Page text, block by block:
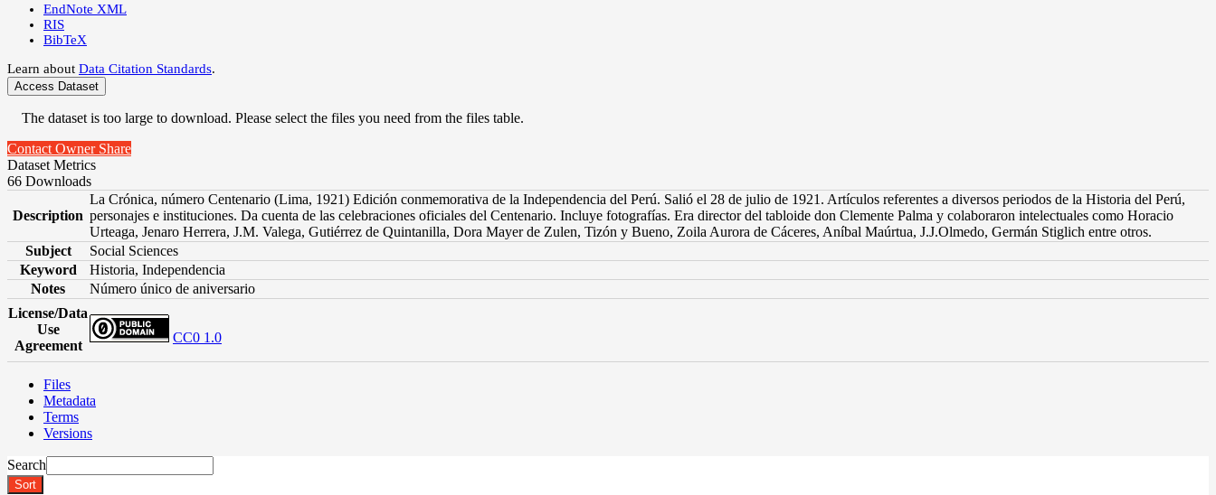
EndNote XML
RIS
BibTeX
Learn about Data Citation Standards.
Access Dataset
The dataset is too large to download. Please select the files you need from the files table.
Contact Owner Share
Dataset Metrics
66 Downloads
Description
La Crónica, número Centenario (Lima, 1921) Edición conmemorativa de la Independencia del Perú. Salió el 28 de julio de 1921. Artículos referentes a diversos periodos de la Historia del Perú,
personajes e instituciones. Da cuenta de las celebraciones oficiales del Centenario. Incluye fotografías. Era director del tabloide don Clemente Palma y colaboraron intelectuales como Horacio
Urteaga, Jenaro Herrera, J.M. Valega, Gutiérrez de Quintanilla, Dora Mayer de Zulen, Tizón y Bueno, Zoila Aurora de Cáceres, Aníbal Maúrtua, J.J.Olmedo, Germán Stiglich entre otros.
Subject
Social Sciences
Keyword
Historia, Independencia
Notes
Número único de aniversario
License/Data
Use
Agreement
CC0 1.0
Files
Metadata
Terms
Versions
Search
Sort